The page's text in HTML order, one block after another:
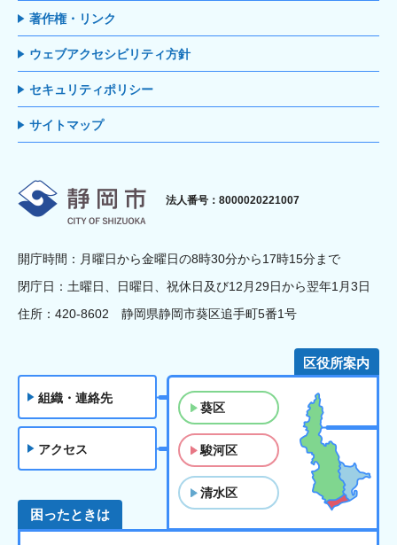
著作権・リンク
ウェブアクセシビリティ方針
セキュリティポリシー
サイトマップ
静岡市
法人番号：8000020221007
開庁時間：月曜日から金曜日の8時30分から17時15分まで
閉庁日：土曜日、日曜日、祝休日及び12月29日から翌年1月3日
住所：420-8602 静岡県静岡市葵区追手町5番1号
組織・連絡先
アクセス
区役所案内
葵区
駿河区
清水区
困ったときは